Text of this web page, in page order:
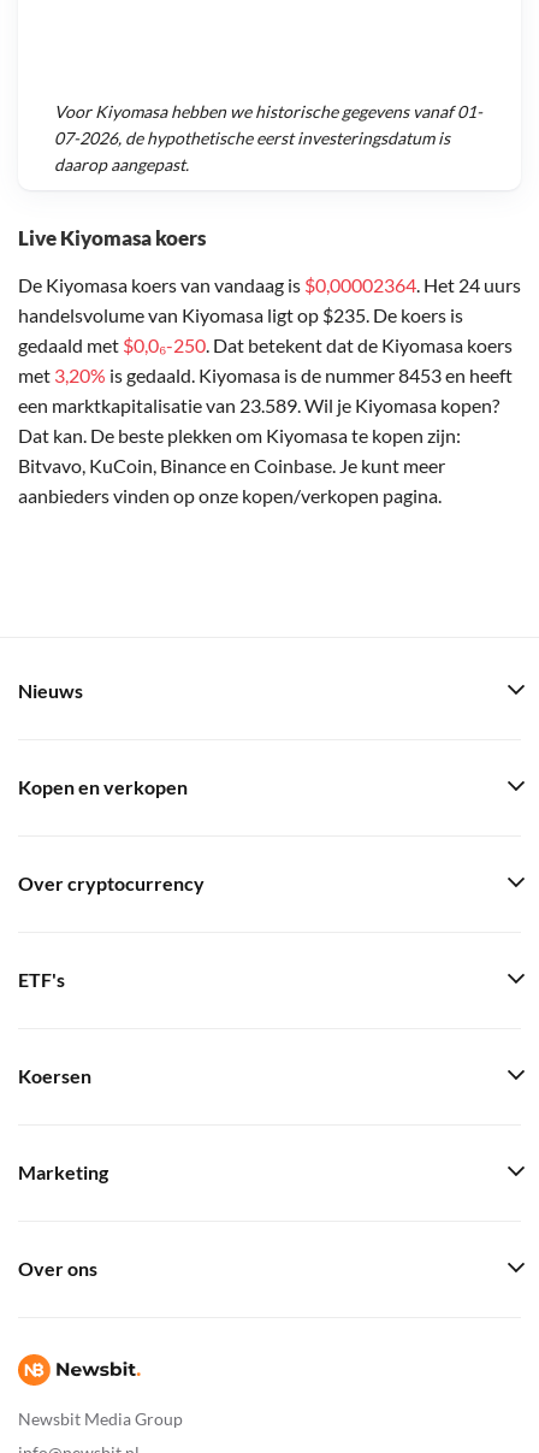
Live Kiyomasa koers
De Kiyomasa koers van vandaag is $0,00002364. Het 24 uurs
handelsvolume van Kiyomasa ligt op $235. De koers is
gedaald met $0,0₆-250. Dat betekent dat de Kiyomasa koers
met 3,20% is gedaald. Kiyomasa is de nummer 8453 en heeft
een marktkapitalisatie van 23.589. Wil je Kiyomasa kopen?
Dat kan. De beste plekken om Kiyomasa te kopen zijn:
Bitvavo, KuCoin, Binance en Coinbase. Je kunt meer
aanbieders vinden op onze kopen/verkopen pagina.
VoorKiyomasahebben we historische gegevens vanaf01-
07-2026, de hypothetische eerst investeringsdatum is
daarop aangepast.
Newsbit Media Group
Nieuws
Kopen en verkopen
Over cryptocurrency
ETF's
Koersen
Marketing
Over ons